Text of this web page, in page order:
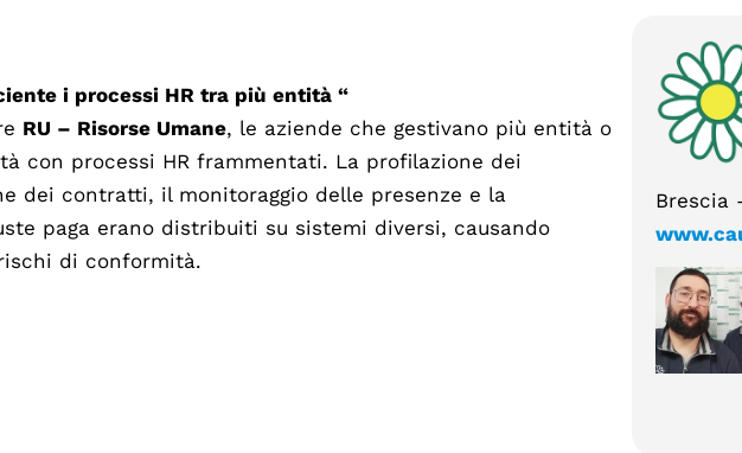
i processi HR tra più entità “
RU – Risorse Umane, le aziende che gestivano più entità o
con processi HR frammentati. La profilazione dei
dei contratti, il monitoraggio delle presenze e la
paga erano distribuiti su sistemi diversi, causando
di conformità.
Brescia